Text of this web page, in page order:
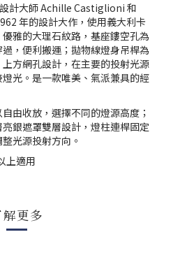
計大師 Achille Castiglioni 和
年的設計大作，使用義大利卡
雅的大理石紋路，基座鏤空孔為
，便利搬運；拋物線燈身吊桿為
方網孔設計，在主要的投射光源
光。是一款唯美、氣派兼具的經
由收放，選擇不同的燈源高度；
銀遮罩雙層設計，燈柱連桿固定
光源投射方向。
上適用
解更多